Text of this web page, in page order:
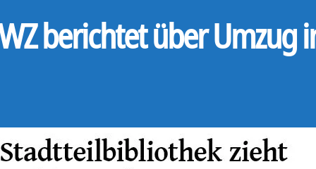
berichtet über Umzug